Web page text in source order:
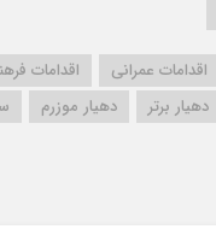
اقدامات عمرانی
اقدامات
دهیار برتر دهیار موزرم